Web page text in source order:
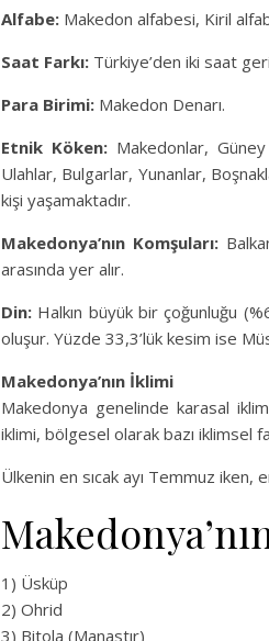
Alfabe: Makedon alfabesi, Kiril
Saat Farkı: Türkiye’den iki saat
Para Birimi: Makedon Denarı.
Etnik Köken: Makedonlar,
Ulahlar, Bulgarlar, Yunanlar,
kişi yaşamaktadır.
Makedonya’nın Komşuları:
arasında yer alır.
Din: Halkın büyük bir çoğunluğu
oluşur. Yüzde 33,3’lük kesim ise
Makedonya’nın İklimi
Makedonya genelinde karasal
iklimi, bölgesel olarak bazı iklimsel
Ülkenin en sıcak ayı Temmuz iken,
1) Üsküp
2) Ohrid
3) Bitola (Manastır)